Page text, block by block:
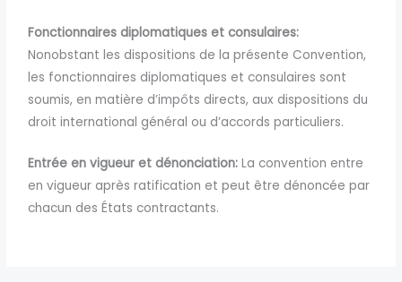
Fonctionnaires diplomatiques et consulaires:
Nonobstant les dispositions de la présente Convention,
les fonctionnaires diplomatiques et consulaires sont
soumis, en matière d’impôts directs, aux dispositions du
droit international général ou d’accords particuliers.
Entrée en vigueur et dénonciation: La convention entre
en vigueur après ratification et peut être dénoncée par
chacun des États contractants.